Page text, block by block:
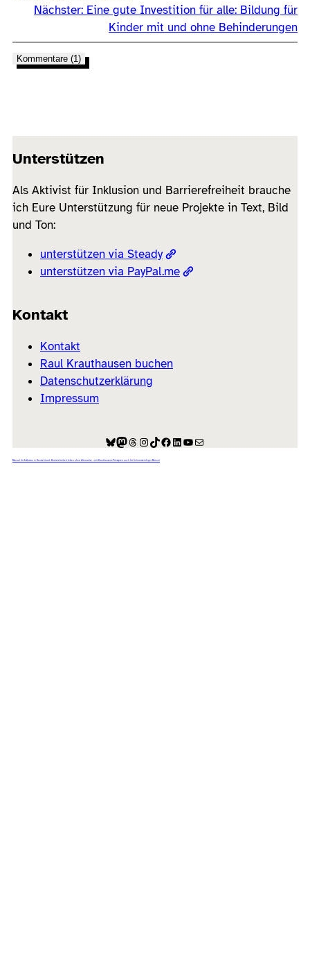
Nächster: Eine gute Investition für alle: Bildung für
Kinder mit und ohne Behinderungen
Kommentare (1)
Unterstützen
Als Aktivist für Inklusion und Barrierefreiheit brauche
ich Eure Unterstützung für neue Projekte in Text, Bild
und Ton:
unterstützen via Steady
unterstützen via PayPal.me
Kontakt
Kontakt
Raul Krauthausen buchen
Datenschutzerklärung
Impressum
Bluesky
Mastodon
Threads
Instagram
TikTok
Facebook
LinkedIn
YouTube
E-Mail
Manual für Inklusion in Deutschland: Barrierefreiheit leben ohne Alternative – mit Krauthausens Prinzipien auch für Schornsteinfeger Manuel